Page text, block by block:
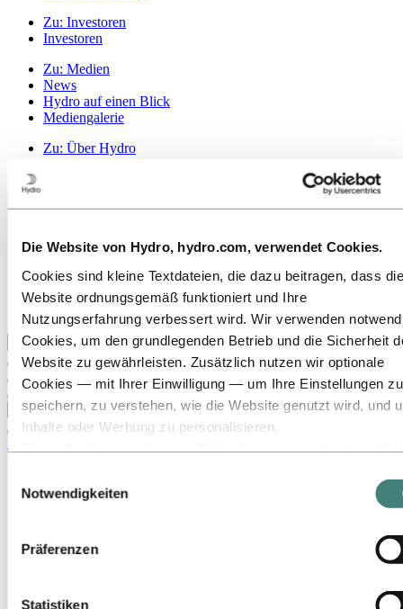
Die Website von Hydro, hydro.com, verwendet Cookies.
Cookies sind kleine Textdateien, die dazu beitragen, dass die
Website ordnungsgemäß funktioniert und Ihre
Nutzungserfahrung verbessert wird. Wir verwenden
Cookies, um den grundlegenden Betrieb und die Sicherheit
Website zu gewährleisten. Zusätzlich nutzen wir optionale
Cookies — mit Ihrer Einwilligung — um Ihre Einstellungen zu
speichern, zu verstehen, wie die Website genutzt wird, und
Inhalte oder Werbung zu personalisieren.
Diese Drittanbieter können die Informationen, die sie über
kombinieren, die Sie ihnen bereitgestellt haben oder die sie
Ihre Nutzung ihrer Dienste gesammelt haben. Der
Verantwortliche für die Verarbeitung der durch dieses Cookie
Notwendigkeiten
Präferenzen
Statistiken
Zu: Investoren
Investoren
Zu: Medien
News
Hydro auf einen Blick
Mediengalerie
Zu: Über Hydro
Unsere Strategie
Standorte in Deutschland
Publications
Beschaffung
Berichte von Hydro
Zurück zum Hauptmenü
Schließen
Medien
Hydro auf einen Blick
Mediengalerie
News